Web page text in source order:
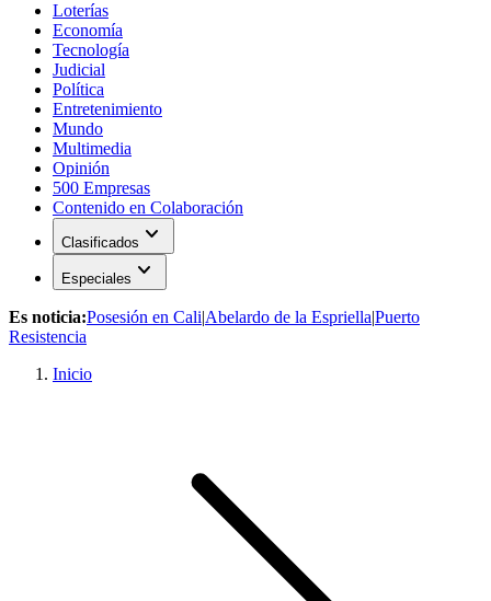
Loterías
Economía
Tecnología
Judicial
Política
Entretenimiento
Mundo
Multimedia
Opinión
500 Empresas
Contenido en Colaboración
Clasificados expand_more
Especiales expand_more
Es noticia:Posesión en Cali|Abelardo de la Espriella|Puerto
Resistencia
Inicio